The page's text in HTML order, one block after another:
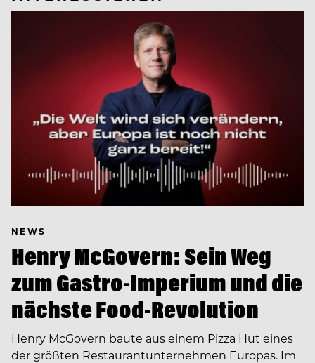
NEWS
Henry McGovern: Sein Weg
zum Gastro-Imperium und die
nächste Food-Revolution
Henry McGovern baute aus einem Pizza Hut eines
der größten Restaurantunternehmen Europas. Im